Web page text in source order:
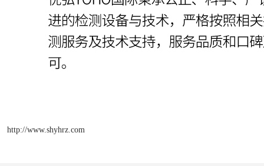
http://www.shyhrz.com